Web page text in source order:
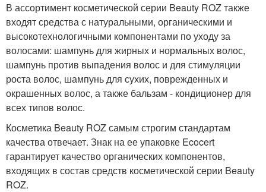
В ассортимент косметической серии Beauty ROZ также
входят средства с натуральными, органическими и
высокотехнологичными компонентами по уходу за
волосами: шампунь для жирных и нормальных волос,
шампунь против выпадения волос и для стимуляции
роста волос, шампунь для сухих, поврежденных и
окрашенных волос, а также бальзам - кондиционер для
всех типов волос.
Косметика Beauty ROZ самым строгим стандартам
качества отвечает. Знак на ее упаковке Ecocert
гарантирует качество органических компонентов,
входящих в состав средств косметической серии Beauty
ROZ.